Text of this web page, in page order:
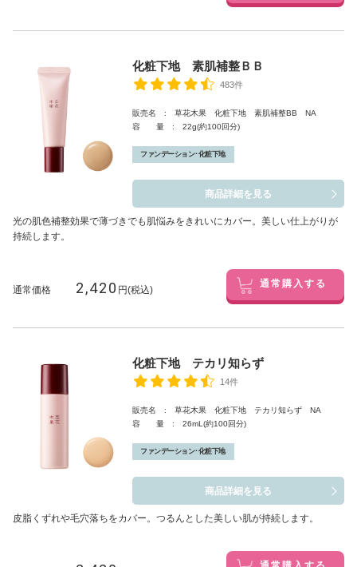
化粧下地 素肌補整ＢＢ
483件
販売名 : 草花木果 化粧下地 素肌補整BB NA
容 量 : 22g(約100回分)
ファンデーション･化粧下地
商品詳細を見る
光の肌色補整効果で薄づきでも肌悩みをきれいにカバー。美しい仕上がりが
持続します。
通常価格 2,420 円(税込) 通常購入する
化粧下地 テカリ知らず
14件
販売名 : 草花木果 化粧下地 テカリ知らず NA
容 量 : 26mL(約100回分)
ファンデーション･化粧下地
商品詳細を見る
皮脂くずれや毛穴落ちをカバー。つるんとした美しい肌が持続します。